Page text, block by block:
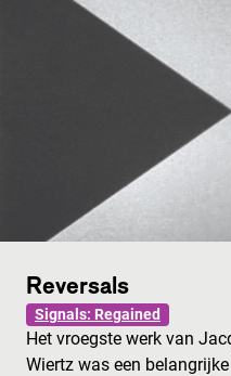
Reversals
Signals: Regained
Het vroegste werk van
Wiertz was een